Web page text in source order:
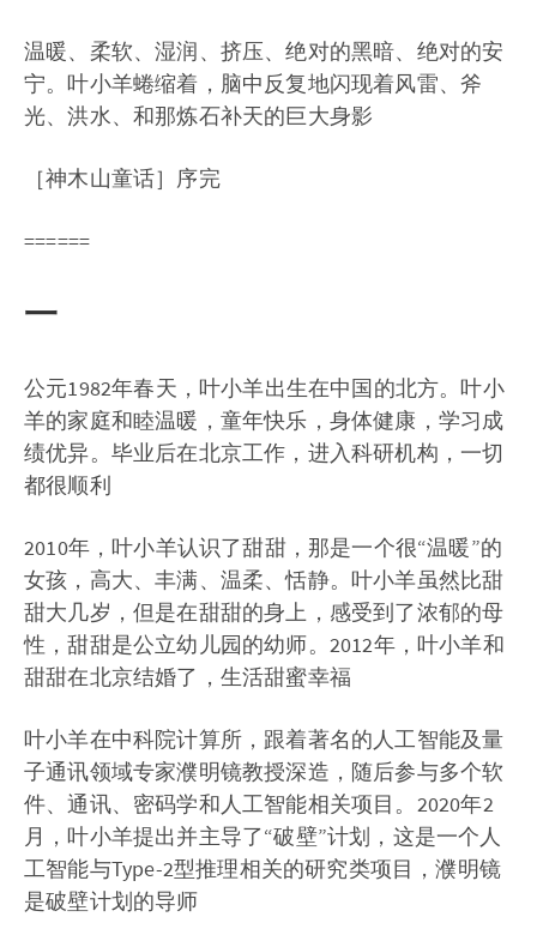
温暖、柔软、湿润、挤压、绝对的黑暗、绝对的安
宁。叶小羊蜷缩着，脑中反复地闪现着风雷、斧
光、洪水、和那炼石补天的巨大身影
［神木山童话］序完
======
一
公元1982年春天，叶小羊出生在中国的北方。叶小
羊的家庭和睦温暖，童年快乐，身体健康，学习成
绩优异。毕业后在北京工作，进入科研机构，一切
都很顺利
2010年，叶小羊认识了甜甜，那是一个很“温暖”的
女孩，高大、丰满、温柔、恬静。叶小羊虽然比甜
甜大几岁，但是在甜甜的身上，感受到了浓郁的母
性，甜甜是公立幼儿园的幼师。2012年，叶小羊和
甜甜在北京结婚了，生活甜蜜幸福
叶小羊在中科院计算所，跟着著名的人工智能及量
子通讯领域专家濮明镜教授深造，随后参与多个软
件、通讯、密码学和人工智能相关项目。2020年2
月，叶小羊提出并主导了“破壁”计划，这是一个人
工智能与Type-2型推理相关的研究类项目，濮明镜
是破壁计划的导师